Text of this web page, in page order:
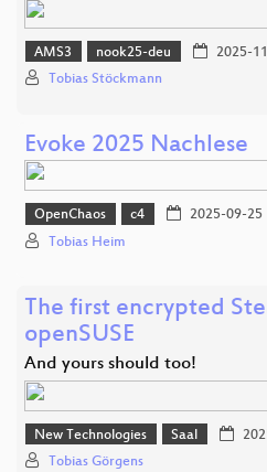
AMS3 nook25-deu 2025-
Tobias Stöckmann
Evoke 2025 Nachlese
OpenChaos c4 2025-09-25
Tobias Heim
The first encrypted
openSUSE
And yours should too!
New Technologies Saal
Tobias Görgens